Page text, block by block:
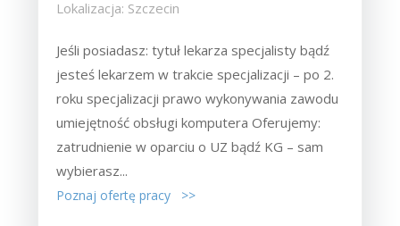
Lokalizacja: Szczecin
Jeśli posiadasz: tytuł lekarza specjalisty bądź
jesteś lekarzem w trakcie specjalizacji – po 2.
roku specjalizacji prawo wykonywania zawodu
umiejętność obsługi komputera Oferujemy:
zatrudnienie w oparciu o UZ bądź KG – sam
wybierasz...
Poznaj ofertę pracy >>